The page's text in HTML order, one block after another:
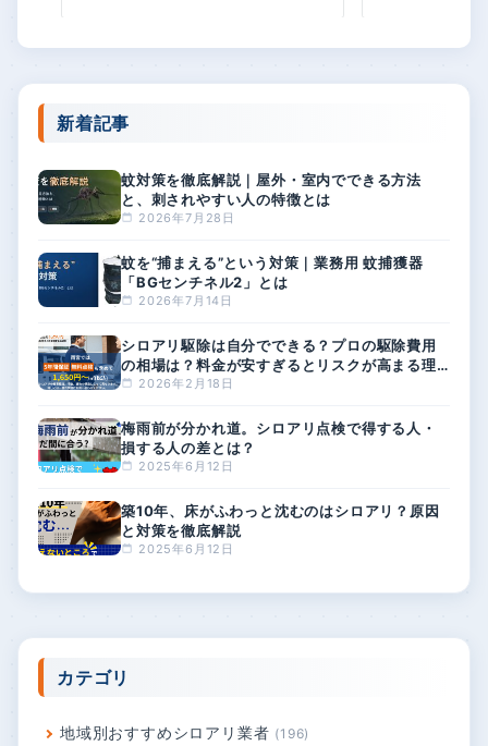
新着記事
蚊対策を徹底解説｜屋外・室内でできる方法
と、刺されやすい人の特徴とは
2026年7月28日
蚊を“捕まえる”という対策｜業務用 蚊捕獲器
「BGセンチネル2」とは
2026年7月14日
シロアリ駆除は自分でできる？プロの駆除費用
の相場は？料金が安すぎるとリスクが高まる理
由 2026年2月18日
梅雨前が分かれ道。シロアリ点検で得する人・
損する人の差とは？
2025年6月12日
築10年、床がふわっと沈むのはシロアリ？原因
と対策を徹底解説
2025年6月12日
カテゴリ
地域別おすすめシロアリ業者 196